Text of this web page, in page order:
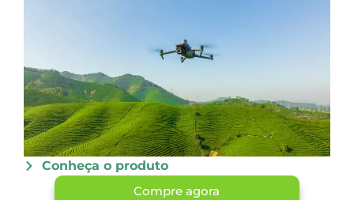
Conheça o produto
Compre agora